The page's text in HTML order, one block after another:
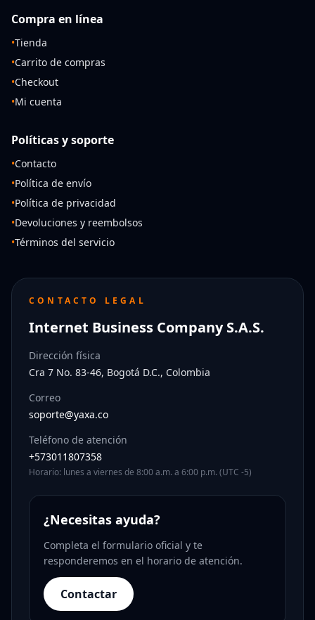
Compra en línea
•Tienda
•Carrito de compras
•Checkout
•Mi cuenta
Políticas y soporte
•Contacto
•Política de envío
•Política de privacidad
•Devoluciones y reembolsos
•Términos del servicio
CONTACTO LEGAL
Internet Business Company S.A.S.
Dirección física
Cra 7 No. 83-46, Bogotá D.C., Colombia
Correo
soporte@yaxa.co
Teléfono de atención
+573011807358
Horario: lunes a viernes de 8:00 a.m. a 6:00 p.m. (UTC -5)
¿Necesitas ayuda?
Completa el formulario oficial y te
responderemos en el horario de atención.
Contactar